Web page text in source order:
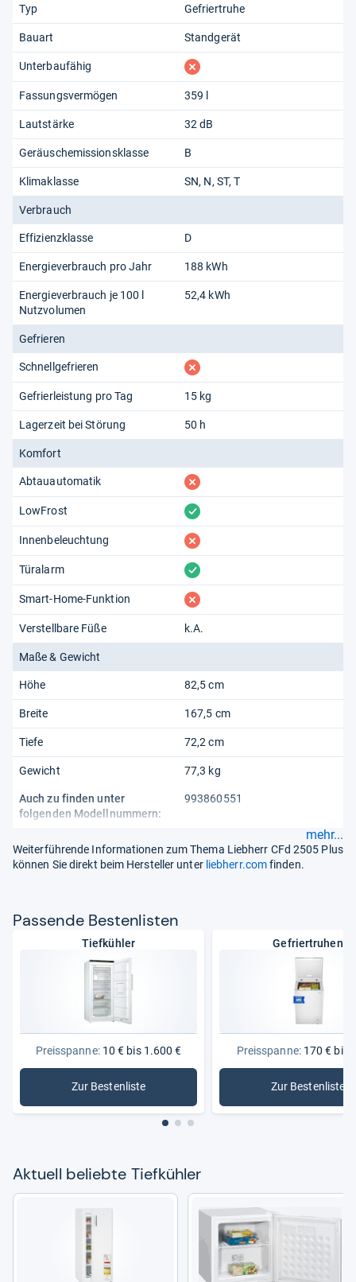
Typ Gefriertruhe
Bauart Standgerät
Unterbaufähig fehlt
Fassungsvermögen 359 l
Lautstärke 32 dB
Geräuschemissionsklasse B
Klimaklasse SN N ST T
Verbrauch
Effizienzklasse D
Energieverbrauch pro Jahr 188 kWh
Energieverbrauch je 100 l
Nutzvolumen
52,4 kWh
Gefrieren
Schnellgefrieren fehlt
Gefrierleistung pro Tag 15 kg
Lagerzeit bei Störung 50 h
Komfort
Abtauautomatik fehlt
LowFrost vorhanden
Innenbeleuchtung fehlt
Türalarm vorhanden
Smart-Home-Funktion fehlt
Verstellbare Füße k.A.
Maße & Gewicht
Höhe 82,5 cm
Breite 167,5 cm
Tiefe 72,2 cm
Gewicht 77,3 kg
Auch zu finden unter
folgenden Modellnummern:
993860551
mehr...
Weiterführende Informationen zum Thema Liebherr CFd 2505 Plus
können Sie direkt beim Hersteller unter liebherr.comfinden.
Pas­sende Bes­ten­lis­ten
Tiefkühler
Preisspanne:10 € bis 1.600 €
Zur Bestenliste
: Tiefkühler
Gefriertruhen
Preisspanne:170 € bis
Zur Bestenliste
:
Aktu­ell beliebte Tief­küh­ler